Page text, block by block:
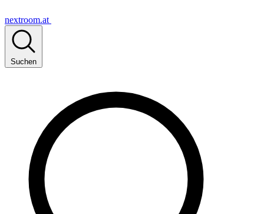
nextroom.at
Suchen